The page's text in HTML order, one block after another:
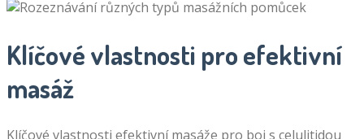
Klíčové vlastnosti pro efektivní
masáž
Klíčové vlastnosti efektivní masáže pro boj s celulitidou